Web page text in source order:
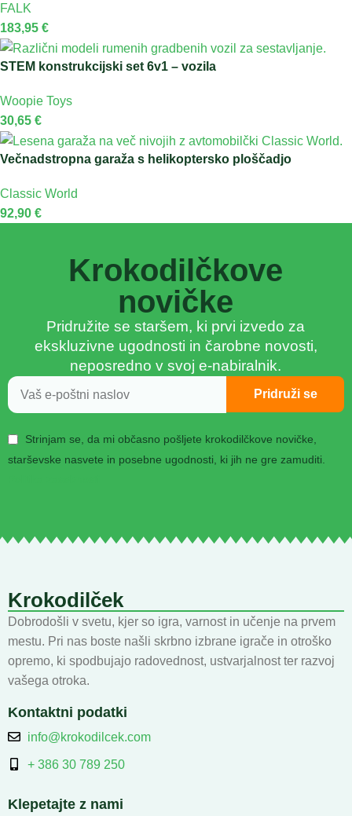
FALK
183,95 €
STEM konstrukcijski set 6v1 – vozila
Woopie Toys
30,65 €
Večnadstropna garaža s helikoptersko ploščadjo
Classic World
92,90 €
Krokodilčkove
novičke
Pridružite se staršem, ki prvi izvedo za
ekskluzivne ugodnosti in čarobne novosti,
neposredno v svoj e-nabiralnik.
Strinjam se, da mi občasno pošljete krokodilčkove novičke,
starševske nasvete in posebne ugodnosti, ki jih ne gre zamuditi.
Pridruži se
Krokodilček
Dobrodošli v svetu, kjer so igra, varnost in učenje na prvem
mestu. Pri nas boste našli skrbno izbrane igrače in otroško
opremo, ki spodbujajo radovednost, ustvarjalnost ter razvoj
vašega otroka.
Kontaktni podatki
info@krokodilcek.com
+ 386 30 789 250
Klepetajte z nami